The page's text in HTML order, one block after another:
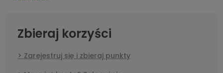
Zbieraj korzyści
Zarejestruj się i zbieraj punkty